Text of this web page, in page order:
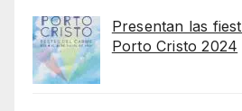
Presentan las
Porto Cristo 2024